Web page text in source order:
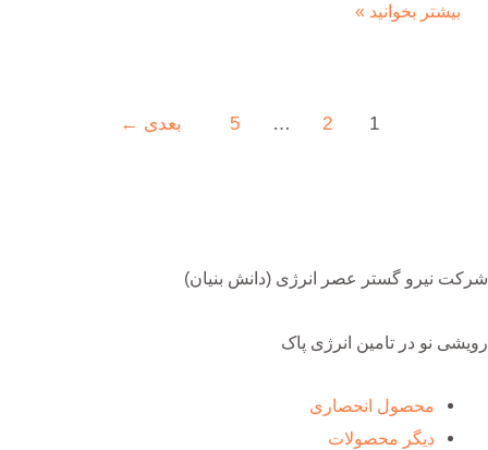
بیشتر بخوانید »
1
2
…
5 بعدی ←
شرکت نیرو گستر عصر انرژی (دانش بنیان)
رویشی نو در تامین انرژی پاک
محصول انحصاری
دیگر محصولات